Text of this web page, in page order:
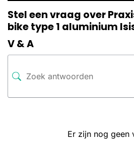
Stel een vraag over
bike type 1 aluminium
V & A
Er zijn nog geen